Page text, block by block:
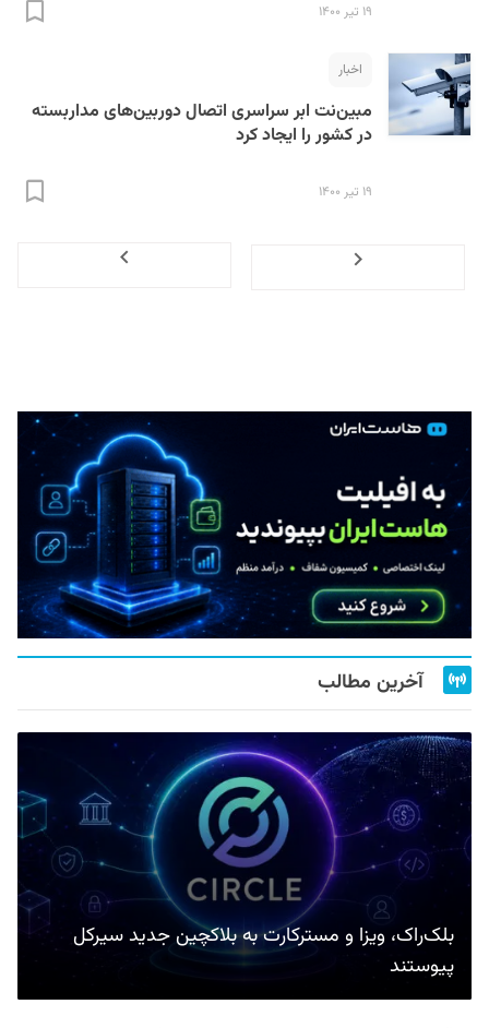
۱۹ تیر ۱۴۰۰
اخبار
مبین‌نت ابر سراسری اتصال دوربین‌های مداربسته
در کشور را ایجاد کرد
۱۹ تیر ۱۴۰۰
آخرین مطالب
بلک‌راک، ویزا و مسترکارت به بلاکچین جدید سیرکل
پیوستند